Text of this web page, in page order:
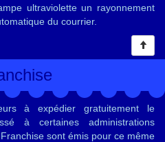
ultraviolette un rayonnement
du courrier.
à expédier gratuitement le
à certaines administrations
sont émis pour ce même